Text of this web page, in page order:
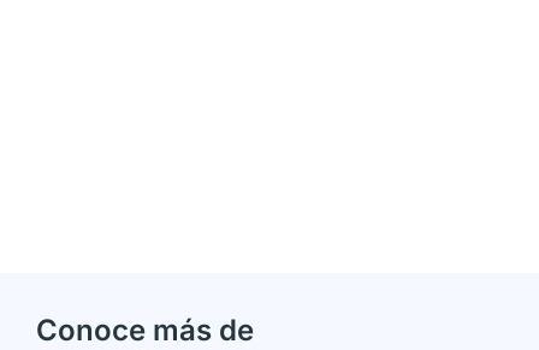
Conoce más de